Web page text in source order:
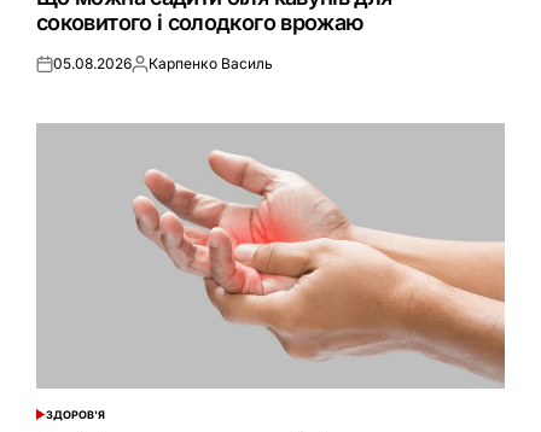
соковитого і солодкого врожаю
Оприлюднено
05.08.2026Опубліковано
Карпенко Василь
ОПУБЛІКУВАТИ
ЗДОРОВ'Я